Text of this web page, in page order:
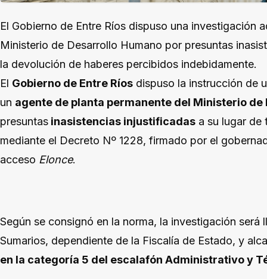
El Gobierno de Entre Ríos dispuso una investigación
Ministerio de Desarrollo Humano por presuntas
la devolución de haberes percibidos indebidamente.
El Gobierno de Entre Ríos dispuso la instrucción de
un agente de planta permanente del Ministerio de
presuntas inasistencias injustificadas a su lugar de
mediante el Decreto Nº 1228, firmado por el
acceso Elonce.
Según se consignó en la norma, la investigación
Sumarios, dependiente de la Fiscalía de Estado, y
en la categoría 5 del escalafón Administrativo y